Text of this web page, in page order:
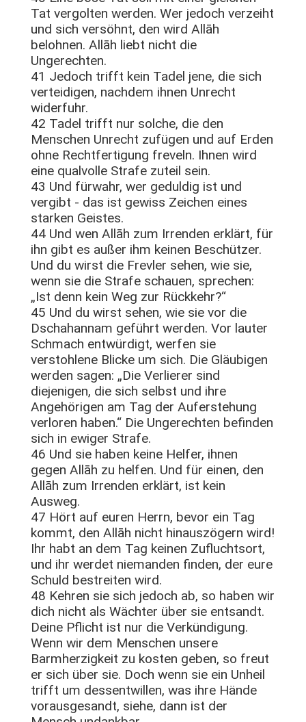
Tat vergolten werden. Wer jedoch verzeiht
und sich versöhnt, den wird Allāh
belohnen. Allāh liebt nicht die
Ungerechten.
41 Jedoch trifft kein Tadel jene, die sich
verteidigen, nachdem ihnen Unrecht
widerfuhr.
42 Tadel trifft nur solche, die den
Menschen Unrecht zufügen und auf Erden
ohne Rechtfertigung freveln. Ihnen wird
eine qualvolle Strafe zuteil sein.
43 Und fürwahr, wer geduldig ist und
vergibt - das ist gewiss Zeichen eines
starken Geistes.
44 Und wen Allāh zum Irrenden erklärt, für
ihn gibt es außer ihm keinen Beschützer.
Und du wirst die Frevler sehen, wie sie,
wenn sie die Strafe schauen, sprechen:
„Ist denn kein Weg zur Rückkehr?“
45 Und du wirst sehen, wie sie vor die
Dschahannam geführt werden. Vor lauter
Schmach entwürdigt, werfen sie
verstohlene Blicke um sich. Die Gläubigen
werden sagen: „Die Verlierer sind
diejenigen, die sich selbst und ihre
Angehörigen am Tag der Auferstehung
verloren haben.“ Die Ungerechten befinden
sich in ewiger Strafe.
46 Und sie haben keine Helfer, ihnen
gegen Allāh zu helfen. Und für einen, den
Allāh zum Irrenden erklärt, ist kein
Ausweg.
47 Hört auf euren Herrn, bevor ein Tag
kommt, den Allāh nicht hinauszögern wird!
Ihr habt an dem Tag keinen Zufluchtsort,
und ihr werdet niemanden finden, der eure
Schuld bestreiten wird.
48 Kehren sie sich jedoch ab, so haben wir
dich nicht als Wächter über sie entsandt.
Deine Pflicht ist nur die Verkündigung.
Wenn wir dem Menschen unsere
Barmherzigkeit zu kosten geben, so freut
er sich über sie. Doch wenn sie ein Unheil
trifft um dessentwillen, was ihre Hände
vorausgesandt, siehe, dann ist der